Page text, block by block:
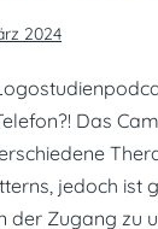
2024
Das
jedoch ist
der Zugang zu